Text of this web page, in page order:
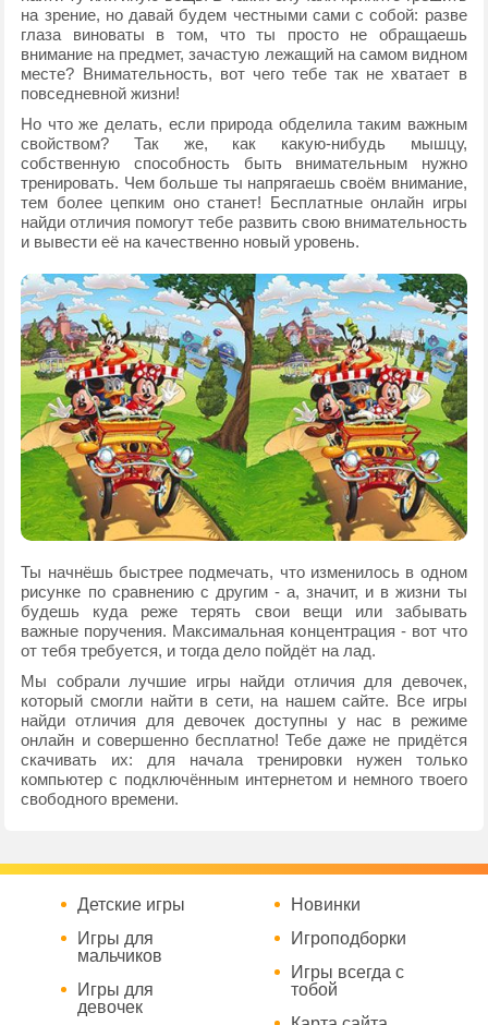
на зрение, но давай будем честными сами с собой: разве
глаза виноваты в том, что ты просто не обращаешь
внимание на предмет, зачастую лежащий на самом видном
месте? Внимательность, вот чего тебе так не хватает в
повседневной жизни!
Но что же делать, если природа обделила таким важным
свойством? Так же, как какую-нибудь мышцу,
собственную способность быть внимательным нужно
тренировать. Чем больше ты напрягаешь своём внимание,
тем более цепким оно станет! Бесплатные онлайн игры
найди отличия помогут тебе развить свою внимательность
и вывести её на качественно новый уровень.
Ты начнёшь быстрее подмечать, что изменилось в одном
рисунке по сравнению с другим - а, значит, и в жизни ты
будешь куда реже терять свои вещи или забывать
важные поручения. Максимальная концентрация - вот что
от тебя требуется, и тогда дело пойдёт на лад.
Мы собрали лучшие игры найди отличия для девочек,
который смогли найти в сети, на нашем сайте. Все игры
найди отличия для девочек доступны у нас в режиме
онлайн и совершенно бесплатно! Тебе даже не придётся
скачивать их: для начала тренировки нужен только
компьютер с подключённым интернетом и немного твоего
свободного времени.
Детские игры
Игры для
мальчиков
Игры для
девочек
Новинки
Игроподборки
Игры всегда с
тобой